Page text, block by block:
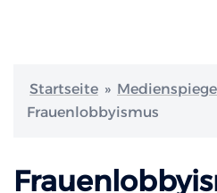
Startseite »
Frauenlobbyismus